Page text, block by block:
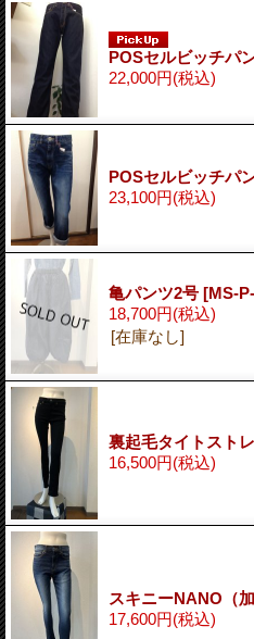
POSセルビッチパ
22,000円(税込)
POSセルビッチパ
23,100円(税込)
亀パンツ2号 [MS-
18,700円(税込)
[在庫なし]
裏起毛タイトスト
16,500円(税込)
スキニーNANO（
17,600円(税込)